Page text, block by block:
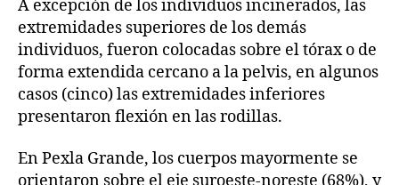
A excepción de los individuos incinerados, las
extremidades superiores de los demás
individuos, fueron colocadas sobre el tórax o de
forma extendida cercano a la pelvis, en algunos
casos (cinco) las extremidades inferiores
presentaron flexión en las rodillas.
En Pexla Grande, los cuerpos mayormente se